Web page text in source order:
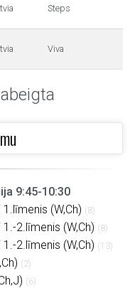
Steps
Viva
9:45-10:30
(W,Ch) (8)
2.līmenis (W,Ch) (8)
2.līmenis (W,Ch) (13)
(2)
(6)